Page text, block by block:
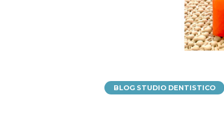
BLOG STUDIO DENTISTICO